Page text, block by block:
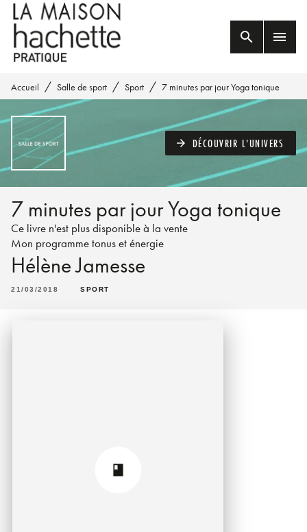
MENU RECHERCHE
PIED DE PAGE
search menu
Accueil / Salle de sport / Sport / 7 minutes par jour Yoga tonique
arrow_forward DÉCOUVRIR L'UNIVERS
7 minutes par jour Yoga tonique
Ce livre n'est plus disponible à la vente
Mon programme tonus et énergie
Hélène Jamesse
21/03/2018 SPORT